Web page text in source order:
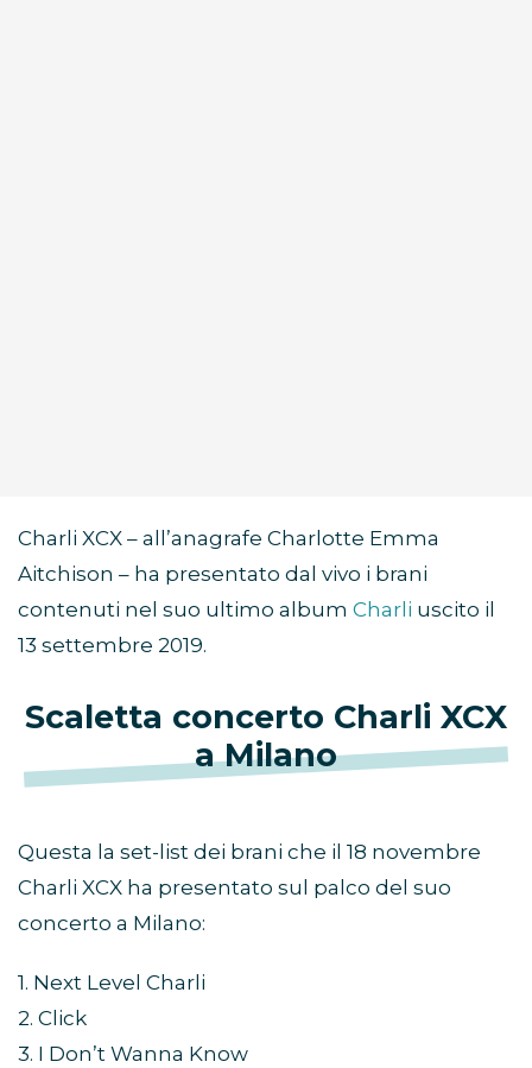
Charli XCX – all’anagrafe Charlotte Emma
Aitchison – ha presentato dal vivo i brani
contenuti nel suo ultimo album Charli uscito il
13 settembre 2019.
Scaletta concerto Charli XCX
a Milano
Questa la set-list dei brani che il 18 novembre
Charli XCX ha presentato sul palco del suo
concerto a Milano:
1. Next Level Charli
2. Click
3. I Don’t Wanna Know